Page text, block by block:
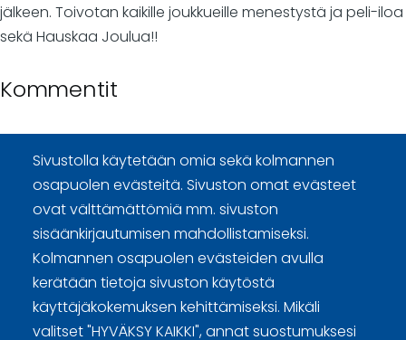
jälkeen. Toivotan kaikille joukkueille menestystä ja peli-iloa
sekä Hauskaa Joulua!!
Kommentit
Sivustolla käytetään omia sekä kolmannen
osapuolen evästeitä. Sivuston omat evästeet
ovat välttämättömiä mm. sivuston
sisäänkirjautumisen mahdollistamiseksi.
Kolmannen osapuolen evästeiden avulla
kerätään tietoja sivuston käytöstä
käyttäjäkokemuksen kehittämiseksi. Mikäli
valitset "HYVÄKSY KAIKKI", annat suostumuksesi
Curling Finland
Curling.fi